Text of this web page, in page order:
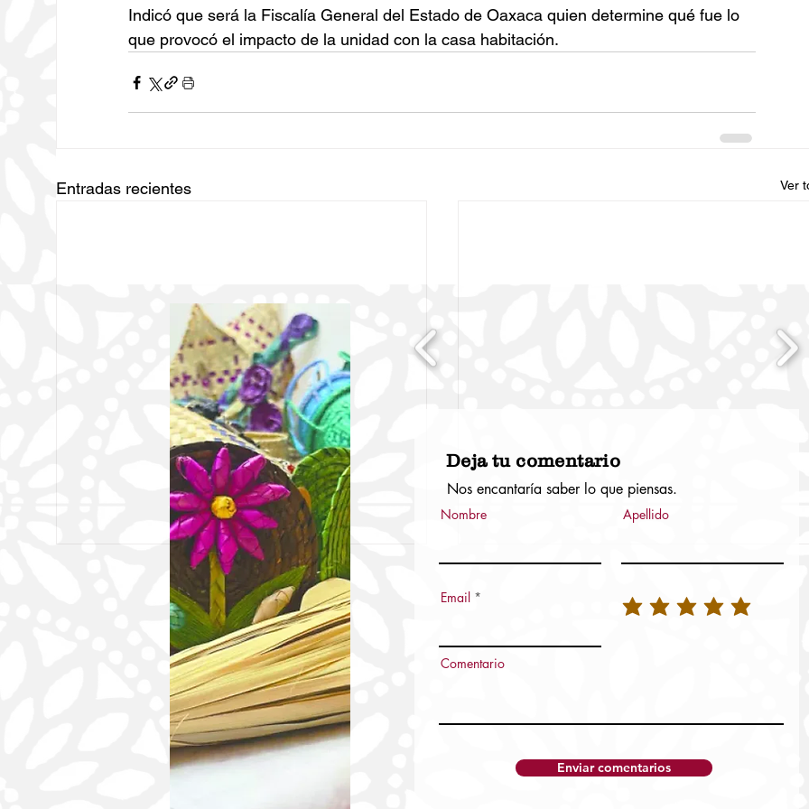
Indicó que será la Fiscalía General del Estado de Oaxaca quien determine qué fue lo
que provocó el impacto de la unidad con la casa habitación.
Entradas recientes Ver
homicidio cometido con disparos de
FGEO obtiene sentencia condenatoria por
Deja tu comentario
Nos encantaría saber lo que piensas.
Nombre Apellido
Email
Comentario
Enviar comentarios